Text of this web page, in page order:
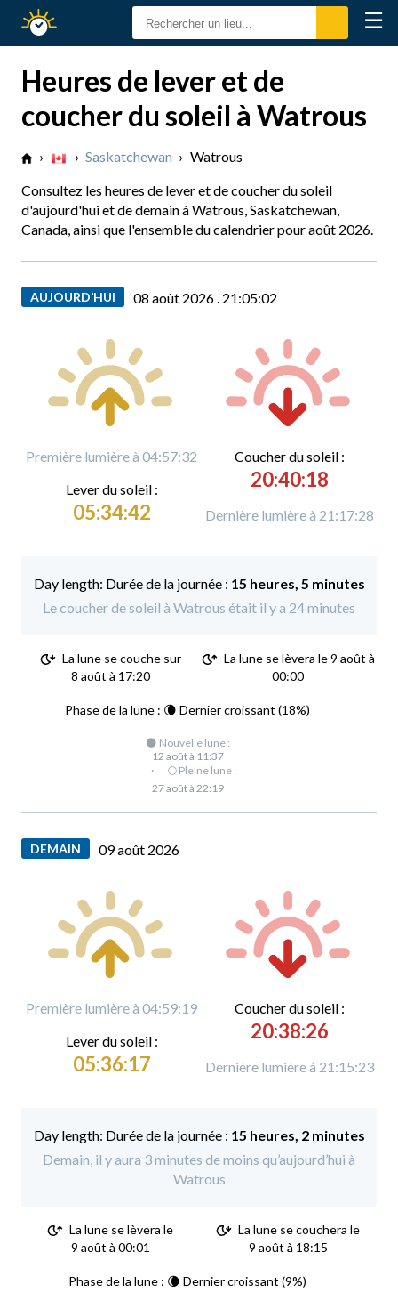
Calendrier
Solaire
☰
Heures de lever et de
coucher du soleil à Watrous
› › Saskatchewan › Watrous
Consultez les heures de lever et de coucher du soleil
d'aujourd'hui et de demain à Watrous, Saskatchewan,
Canada, ainsi que l'ensemble du calendrier pour août 2026.
AUJOURD’HUI 08 août 2026 . 21:05:03
Première lumière à 04:57:32
Lever du soleil :
05:34:42
Coucher du soleil :
20:40:18
Dernière lumière à 21:17:28
Durée de la journée : 15 heures, 5 minutes
Le coucher de soleil à Watrous était il y a 24 minutes
La lune se couche sur
8 août à 17:20
La lune se lèvera le 9 août à
00:00
Phase de la lune : 🌘 Dernier croissant (18%)
🌑 Nouvelle lune :
12 août à 11:37
·
🌕 Pleine lune :
27 août à 22:19
DEMAIN 09 août 2026
Première lumière à 04:59:19
Lever du soleil :
05:36:17
Coucher du soleil :
20:38:26
Dernière lumière à 21:15:23
Durée de la journée : 15 heures, 2 minutes
Demain, il y aura 3 minutes de moins qu’aujourd’hui à
Watrous
La lune se lèvera le
9 août à 00:01
La lune se couchera le
9 août à 18:15
Phase de la lune : 🌘 Dernier croissant (9%)